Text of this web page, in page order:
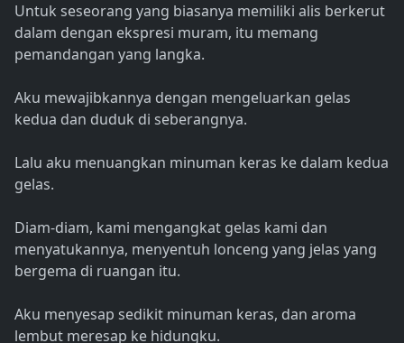
Untuk seseorang yang biasanya memiliki alis berkerut
dalam dengan ekspresi muram, itu memang
pemandangan yang langka.
Aku mewajibkannya dengan mengeluarkan gelas
kedua dan duduk di seberangnya.
Lalu aku menuangkan minuman keras ke dalam kedua
gelas.
Diam-diam, kami mengangkat gelas kami dan
menyatukannya, menyentuh lonceng yang jelas yang
bergema di ruangan itu.
Aku menyesap sedikit minuman keras, dan aroma
lembut meresap ke hidungku.